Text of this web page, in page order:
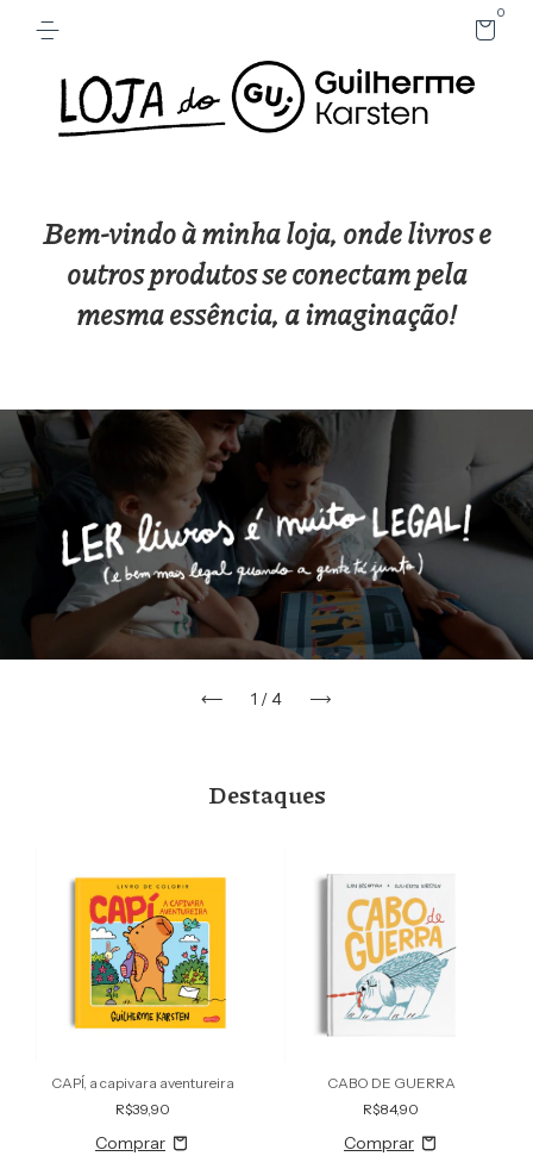
0
Bem-vindo à minha loja, onde livros e
outros produtos se conectam pela
mesma essência, a imaginação!
1 /4
Destaques
CAPÍ, a capivara aventureira
R$39,90
CABO DE GUERRA
R$84,90